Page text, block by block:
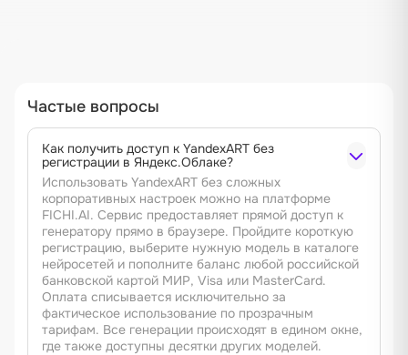
Частые вопросы
Как получить доступ к YandexART без
регистрации в Яндекс.Облаке?
Использовать YandexART без сложных
корпоративных настроек можно на платформе
FICHI.AI. Сервис предоставляет прямой доступ к
генератору прямо в браузере. Пройдите короткую
регистрацию, выберите нужную модель в каталоге
нейросетей и пополните баланс любой российской
банковской картой МИР, Visa или MasterCard.
Оплата списывается исключительно за
фактическое использование по прозрачным
тарифам. Все генерации происходят в едином окне,
где также доступны десятки других моделей.